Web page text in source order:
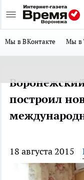
Мы в ВКонтакте Мы в
построил
18 августа 2015